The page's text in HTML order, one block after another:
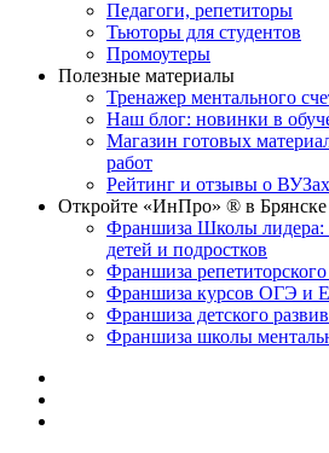
Педагоги, репетиторы
Тьюторы для студентов
Промоутеры
Полезные материалы
Тренажер ментального
Наш блог: новинки в
Магазин готовых
работ
Рейтинг и отзывы о
Откройте «ИнПро» ® в Брянске
Франшиза Школы лидера:
детей и подростков
Франшиза репетиторского
Франшиза курсов ОГЭ и
Франшиза детского
Франшиза школы